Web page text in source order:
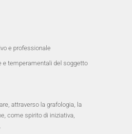
e professionale
e temperamentali del soggetto
attraverso la grafologia, la
come spirito di iniziativa,